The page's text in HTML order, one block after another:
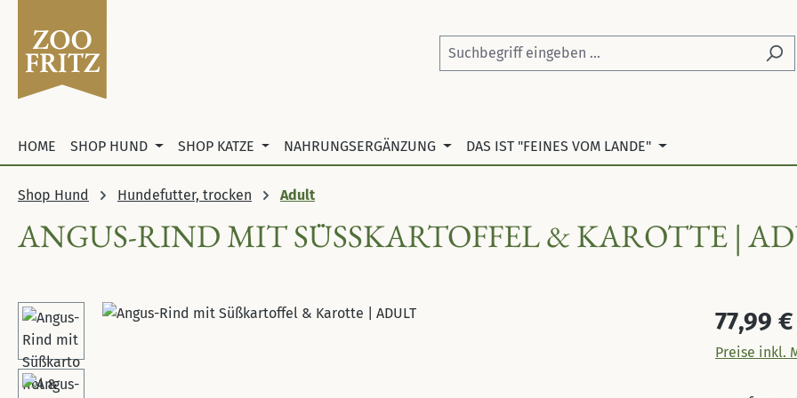
HOME SHOP HUND SHOP KATZE NAHRUNGSERGÄNZUNG DAS IST "FEINES VOM LANDE"
Shop Hund Hundefutter, trocken Adult
ANGUS-RIND MIT SÜSSKARTOFFEL & KAROTTE |
Bildergalerie überspringen Regulärer
77,99 €
Preise inkl.